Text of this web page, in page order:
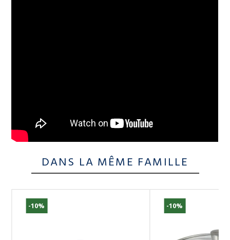
DANS LA MÊME FAMILLE
-10% -10%